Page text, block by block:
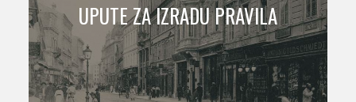
UPUTE ZA IZRADU PRAVILA